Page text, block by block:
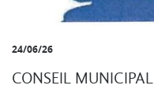
24/06/26
CONSEIL MUNICIPAL